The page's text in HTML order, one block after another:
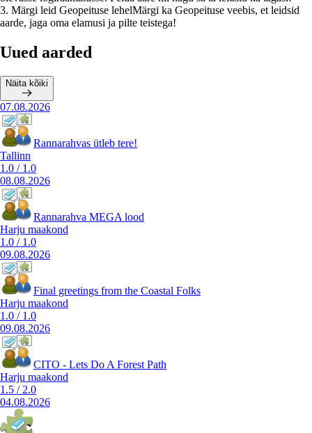
3. Märgi leid Geopeituse lehelMärgi ka Geopeituse veebis, et leidsid
aarde, jaga oma elamusi ja pilte teistega!
Uued aarded
Näita kõiki
07.08.2026
Rannarahvas ütleb tere!
Tallinn
1.0 / 1.0
08.08.2026
Rannarahva MEGA lood
Harju maakond
1.0 / 1.0
09.08.2026
Final greetings from the Coastal Folks
Harju maakond
1.0 / 1.0
09.08.2026
CITO - Lets Do A Forest Path
Harju maakond
1.5 / 2.0
04.08.2026